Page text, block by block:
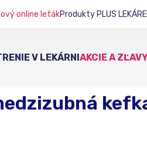
online letákProdukty PLUS
V LEKÁRNIAKCIE A